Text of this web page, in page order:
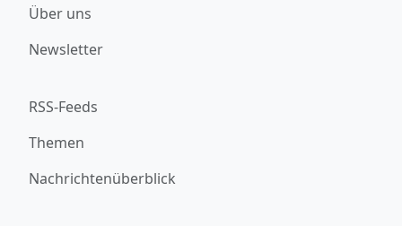
Über uns
Newsletter
RSS-Feeds
Themen
Nachrichtenüberblick